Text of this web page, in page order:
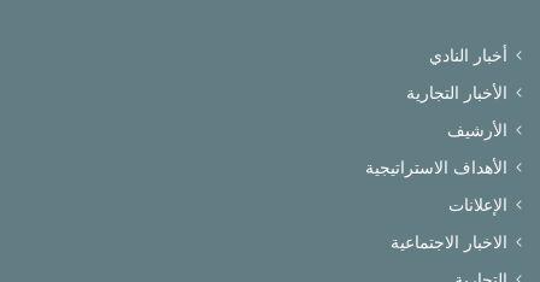
أخبار النادي
الأخبار التجارية
الأرشيف
الأهداف الاستراتيجية
الإعلانات
الاخبار الاجتماعية